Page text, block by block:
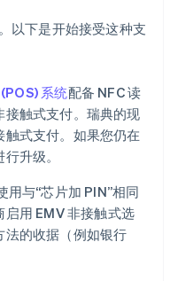
以下是开始接受这种支
系统配备 NFC 读
触式支付。瑞典的现
式支付。如果您仍在
升级。
用与“芯片加 PIN”相同
用 EMV 非接触式选
的收据（例如银行